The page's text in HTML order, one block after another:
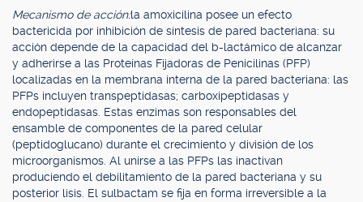
Mecanismo de acción:la amoxicilina posee un efecto
bactericida por inhibición de síntesis de pared bacteriana: su
acción depende de la capacidad del b-lactámico de alcanzar
y adherirse a las Proteínas Fijadoras de Penicilinas (PFP)
localizadas en la membrana interna de la pared bacteriana: las
PFPs incluyen transpeptidasas; carboxipeptidasas y
endopeptidasas. Estas enzimas son responsables del
ensamble de componentes de la pared celular
(peptidoglucano) durante el crecimiento y división de los
microorganismos. Al unirse a las PFPs las inactivan
produciendo el debilitamiento de la pared bacteriana y su
posterior lisis. El sulbactam se fija en forma irreversible a la